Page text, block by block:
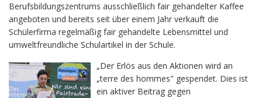
Berufsbildungszentrums ausschließlich fair gehandelter Kaffee
angeboten und bereits seit über einem Jahr verkauft die
Schülerfirma regelmäßig fair gehandelte Lebensmittel und
umweltfreundliche Schulartikel in der Schule.
„Der Erlös aus den Aktionen wird an
„terre des hommes" gespendet. Dies ist
ein aktiver Beitrag gegen